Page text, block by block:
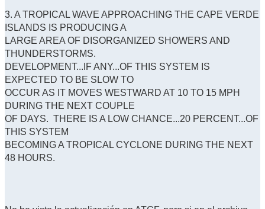
3. A TROPICAL WAVE APPROACHING THE CAPE VERDE
ISLANDS IS PRODUCING A
LARGE AREA OF DISORGANIZED SHOWERS AND
THUNDERSTORMS.
DEVELOPMENT...IF ANY...OF THIS SYSTEM IS
EXPECTED TO BE SLOW TO
OCCUR AS IT MOVES WESTWARD AT 10 TO 15 MPH
DURING THE NEXT COUPLE
OF DAYS. THERE IS A LOW CHANCE...20 PERCENT...OF
THIS SYSTEM
BECOMING A TROPICAL CYCLONE DURING THE NEXT
48 HOURS.